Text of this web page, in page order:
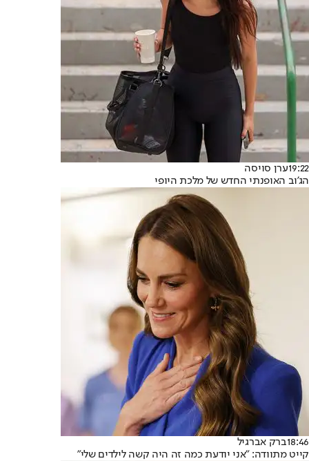
19:22ערן סויסה
הג'וב האופנתי החדש של מלכת היופי
18:46ברק אברגיל
קייט מתוודה: "אני יודעת כמה זה היה קשה לילדים שלי"